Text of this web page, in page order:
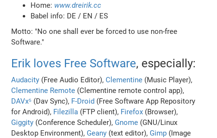
Home: www.dreirik.cc
Babel info: DE / EN / ES
Motto: "No one shall ever be forced to use non-free
Software."
Erik loves Free Software, especially:
Audacity (Free Audio Editor),Clementine (Music Player),
Clementine Remote (Clementine remote control app),
DAVx⁵ (Dav Sync), F-Droid (Free Software App Repository
for Android), Filezilla (FTP client), Firefox (Browser),
Giggity (Conference Scheduler), Gnome (GNU/Linux
Desktop Environment), Geany (text editor), Gimp (Image